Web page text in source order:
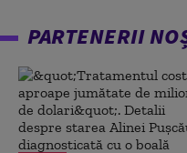
PARTENERII